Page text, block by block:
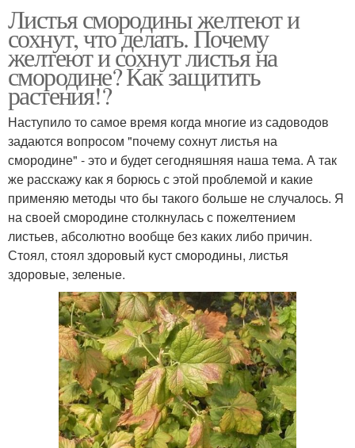
Листья смородины желтеют и
сохнут, что делать. Почему
желтеют и сохнут листья на
смородине? Как защитить
растения!?
Наступило то самое время когда многие из садоводов
задаются вопросом "почему сохнут листья на
смородине" - это и будет сегодняшняя наша тема. А так
же расскажу как я борюсь с этой проблемой и какие
применяю методы что бы такого больше не случалось. Я
на своей смородине столкнулась с пожелтением
листьев, абсолютно вообще без каких либо причин.
Стоял, стоял здоровый куст смородины, листья
здоровые, зеленые.